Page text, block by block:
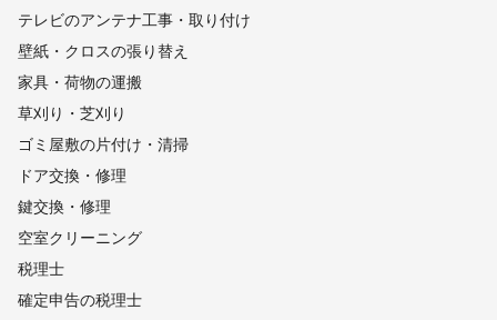
テレビのアンテナ工事・取り付け
壁紙・クロスの張り替え
家具・荷物の運搬
草刈り・芝刈り
ゴミ屋敷の片付け・清掃
ドア交換・修理
鍵交換・修理
空室クリーニング
税理士
確定申告の税理士